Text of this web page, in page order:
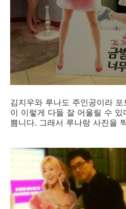
김지우와 루나도 주인공이라
이 이렇게 다들 잘 어울릴 수
쁨니다. 그래서 루나랑 사진을